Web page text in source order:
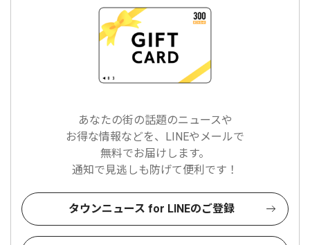
あなたの街の話題のニュースや
お得な情報などを、LINEやメールで
無料でお届けします。
通知で見逃しも防げて便利です！
タウンニュース for LINEのご登録